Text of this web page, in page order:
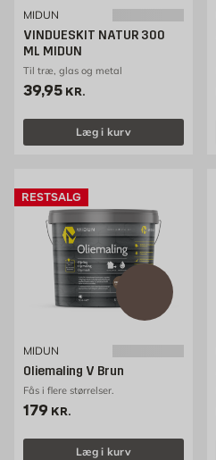
MIDUN
VINDUESKIT NATUR 300
ML MIDUN
Til træ, glas og metal
Pris 39.95 kr. /stk
39,95 KR.
Læg i kurv
RESTSALG
MIDUN
Oliemaling V Brun
Fås i flere størrelser.
Pris 179 kr. /stk
179 KR.
Læg i kurv